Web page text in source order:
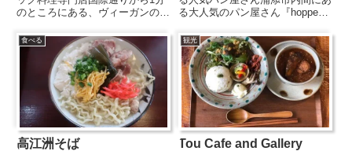
のところにある、ヴィーガンのエ
食材は沖縄の旬の島野菜を使用
し、化学調味料も不使用。本場イ
ンドやタイのハーブを使ってルー
から作っているカレーなど本格的
る大人気のパン屋さん『hoppe
トが目印のおしゃれな店内には、
具材がぎっしり詰まった惣菜パン
やスイーツ系のパンなど、種類豊
富な商品がズラリと並び...
食べる
高江洲そば
観光
Tou Cafe and Gallery